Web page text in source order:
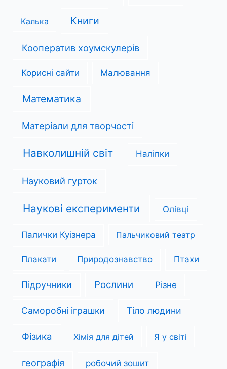
Калька Книги
Кооператив хоумскулерів
Корисні сайти Малювання
Математика
Матеріали для творчості
Навколишній світ Наліпки
Науковий гурток
Наукові експерименти Олівці
Палички Куізнера Пальчиковий театр
Плакати Природознавство Птахи
Підручники Рослини Різне
Саморобні іграшки Тіло людини
Фізика Хімія для дітей Я у світі
географія робочий зошит